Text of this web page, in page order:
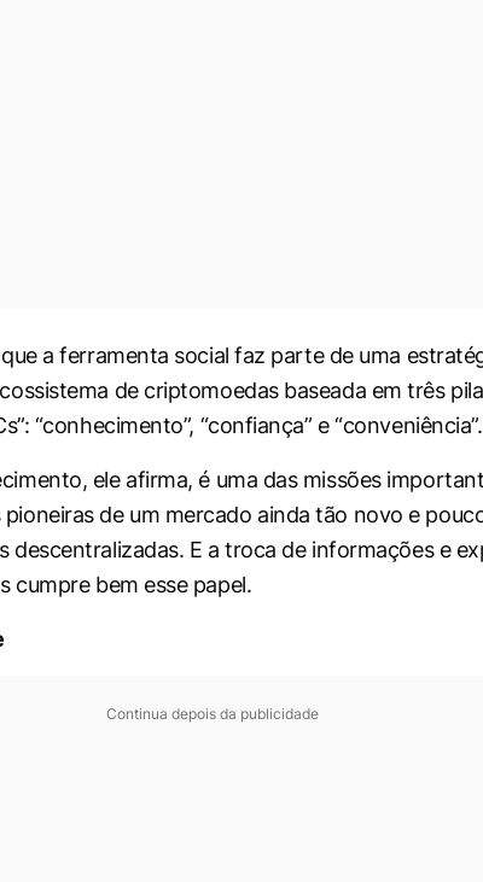
a ferramenta social faz parte de uma
de criptomoedas baseada em três
“conhecimento”, “confiança” e “conveniência”.
ele afirma, é uma das missões
pioneiras de um mercado ainda tão novo e
descentralizadas. E a troca de informações e
cumpre bem esse papel.
Continua depois da publicidade